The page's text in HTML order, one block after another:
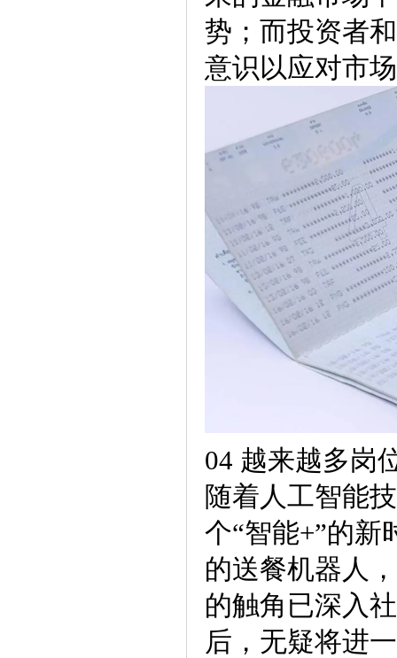
势；而投资者
意识以应对市
04 越来越多岗
随着人工智能
个“智能+”的新
的送餐机器人
的触角已深入
后，无疑将进